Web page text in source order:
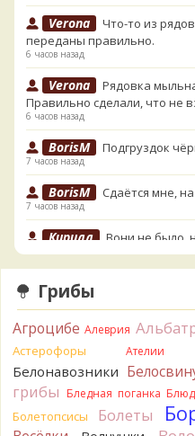
Verona
Что-то из
переданы правильно.
6 часов назад
Verona
Рядовка
Правильно сделали, что не
6 часов назад
BorisM Подгруздок
7 часов назад
BorisM Сдаётся мне,
7 часов назад
Кирилл
Вони не было,
начали желтеть. Выкинул.
8 часов назад
Кирилл
8 часов назад
Tatiana_A
Да. Но они
съедобны.
9 часов назад
Tatiana_A
В
разрежьте ножку
Грибы
Агроцибе Алеврия
Астерофоры
Ателии
Белонавозники
грибы Бледная поганка
Болетопсисы Болеты